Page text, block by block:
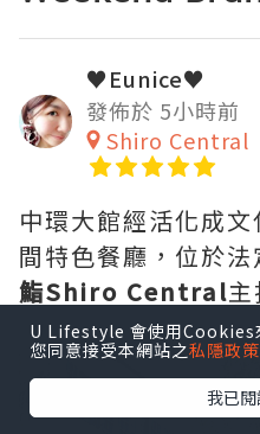
♥Eunice♥
發佈於 5小時前
Shiro Central
中環大館經活化成
間特色餐廳，位於
鮨Shiro Central
U Lifestyle 會使用Cookies
您同意接受本網站之私隱政
我已